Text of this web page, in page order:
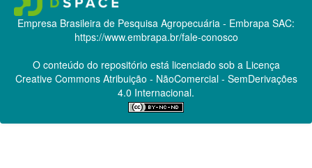
Empresa Brasileira de Pesquisa Agropecuária - Embrapa SAC:
https://www.embrapa.br/fale-conosco
O conteúdo do repositório está licenciado sob a Licença
Creative CommonsAtribuição - NãoComercial - SemDerivações
4.0 Internacional.